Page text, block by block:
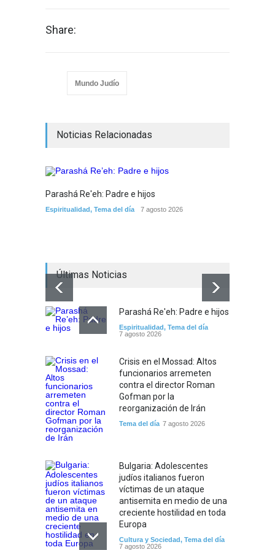
Share:
Mundo Judío
Noticias Relacionadas
Parashá Re'eh: Padre e hijos
Espiritualidad, Tema del día 7 agosto 2026
Últimas Noticias
Parashá Re'eh: Padre e hijos
Espiritualidad, Tema del día
7 agosto 2026
Crisis en el Mossad: Altos
funcionarios arremeten
contra el director Roman
Gofman por la
reorganización de Irán
Tema del día 7 agosto 2026
Bulgaria: Adolescentes
judíos italianos fueron
víctimas de un ataque
antisemita en medio de una
creciente hostilidad en toda
Europa
Cultura y Sociedad, Tema del día
7 agosto 2026